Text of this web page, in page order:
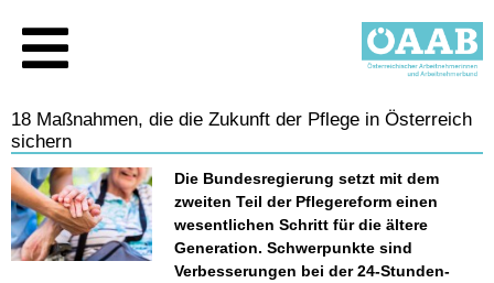
18 Maßnahmen, die die Zukunft der Pflege in Österreich
sichern
Die Bundesregierung setzt mit dem
zweiten Teil der Pflegereform einen
wesentlichen Schritt für die ältere
Generation. Schwerpunkte sind
Verbesserungen bei der 24-Stunden-